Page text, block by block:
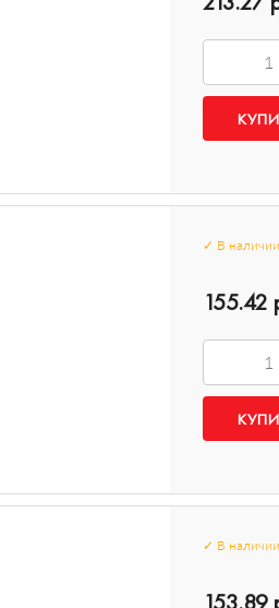
✓ В наличии
155.42
✓ В наличии
153.89